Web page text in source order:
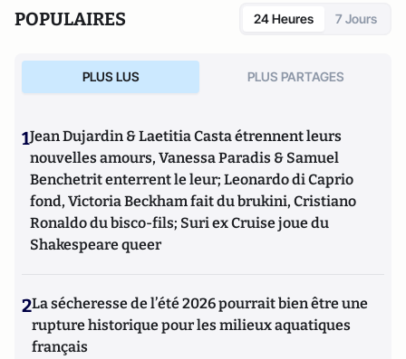
POPULAIRES 24 Heures 7 Jours
PLUS LUS PLUS PARTAGES
1Jean Dujardin & Laetitia Casta étrennent leurs
nouvelles amours, Vanessa Paradis & Samuel
Benchetrit enterrent le leur; Leonardo di Caprio
fond, Victoria Beckham fait du brukini, Cristiano
Ronaldo du bisco-fils; Suri ex Cruise joue du
Shakespeare queer
2La sécheresse de l’été 2026 pourrait bien être une
rupture historique pour les milieux aquatiques
français